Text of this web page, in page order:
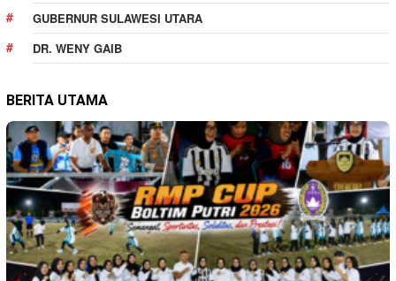
GUBERNUR SULAWESI UTARA
DR. WENY GAIB
BERITA UTAMA